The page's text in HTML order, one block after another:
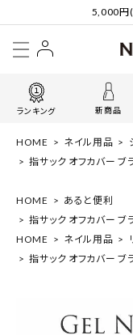
5,000円
ランキング 新商品
HOME ネイル用品
指サック オフカバー ブ
HOME
あると便利
指サック オフカバー ブ
HOME
ネイル用品
指サック オフカバー ブ